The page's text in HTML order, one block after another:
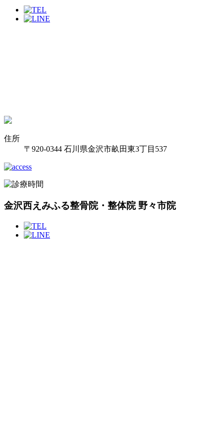
住所
〒920-0344 石川県金沢市畝田東3丁目537
金沢西えみふる整骨院・整体院 野々市院